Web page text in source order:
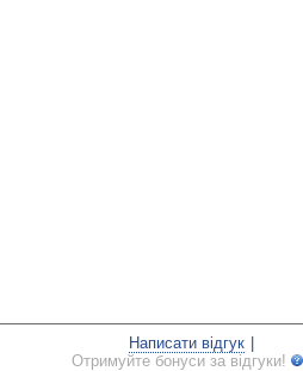
Написати відгук
Отримуйте бонуси за відгуки!